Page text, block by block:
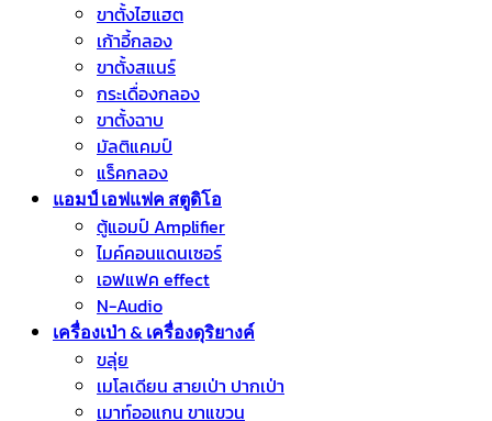
ขาตั้งไฮแฮต
เก้าอี้กลอง
ขาตั้งสแนร์
กระเดื่องกลอง
ขาตั้งฉาบ
มัลติแคมป์
แร็คกลอง
แอมป์ เอฟแฟค สตูดิโอ
ตู้แอมป์ Amplifier
ไมค์คอนแดนเซอร์
เอฟแฟค effect
N-Audio
เครื่องเป่า & เครื่องดุริยางค์
ขลุ่ย
เมโลเดียน สายเป่า ปากเป่า
เมาท์ออแกน ขาแขวน